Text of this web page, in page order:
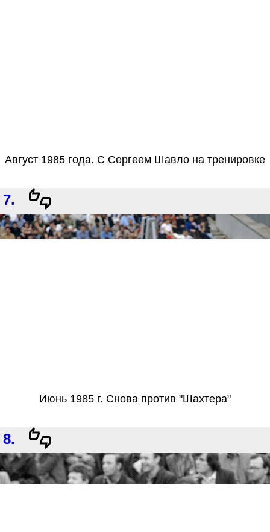
Август 1985 года. С Сергеем Шавло на тренировке
7.
Июнь 1985 г. Снова против "Шахтера"
8.